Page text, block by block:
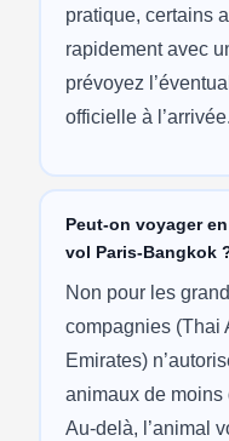
pratique, certains
rapidement avec
prévoyez
officielle à l’arrivée.
Peut-on voyager
vol Paris-Bangkok
Non pour les
compagnies (Thai
Emirates)
animaux de moins
Au-delà, l’animal